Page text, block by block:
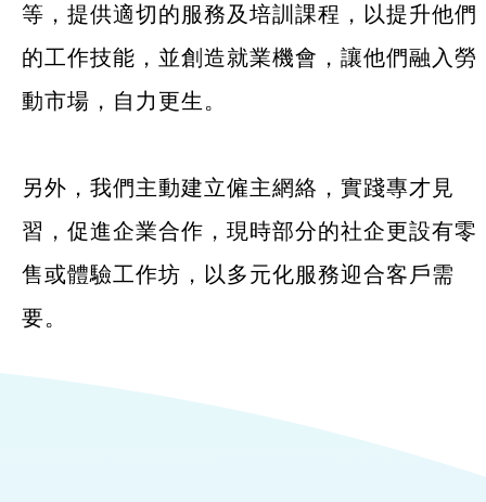
特別服務項目
等，提供適切的服務及培訓課程，以提升他們
的工作技能，並創造就業機會，讓他們融入勞
動市場，自力更生。
另外，我們主動建立僱主網絡，實踐專才見
習，促進企業合作，現時部分的社企更設有零
售或體驗工作坊，以多元化服務迎合客戶需
要。